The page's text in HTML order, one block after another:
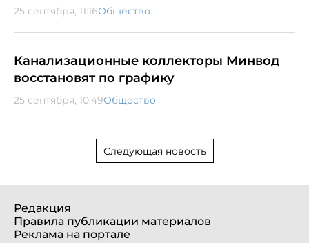
25 сентября, 11:16Общество
Канализационные коллекторы Минвод
восстановят по графику
25 сентября, 10:49Общество
Следующая новость
Редакция
Правила публикации материалов
Реклама на портале